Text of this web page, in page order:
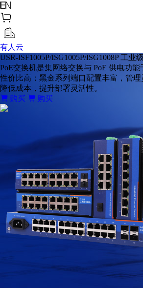
有人云
USR-ISF1005P/ISG1005P/ISG1008P 工业
PoE交换机是集网络交换与 PoE 供电功
性价比高；黑金系列端口配置丰富，管理
降低成本，提升部署灵活性。
购买
购买